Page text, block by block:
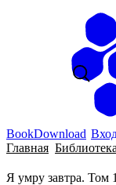
BookDownload
Главная Библиотека
Я умру завтра. Том